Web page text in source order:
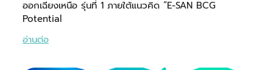
ออกเฉียงเหนือ รุ่นที่ 1 ภายใต้แนวคิด “E-SAN BCG
Potential
อ่านต่อ